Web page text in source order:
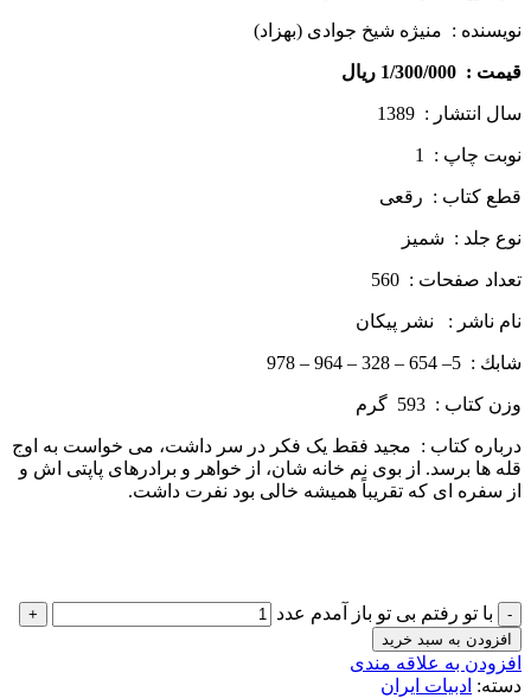
نويسنده : منیژه شیخ جوادی (بهزاد)
قيمت : 1/300/000 ريال
سال انتشار : 1389
نوبت چاپ : 1
قطع كتاب : رقعی
نوع جلد : شمیز
تعداد صفحات : 560
نام ناشر : نشر پيكان
شابك : 5– 654 – 328 – 964 – 978
وزن كتاب : 593 گرم
درباره كتاب : مجید فقط یک فکر در سر داشت، می­ خواست به اوج
قله ­ها برسد. از بوی نم خانه­ شان، از خواهر و برادرهای پاپتی­ اش و
از سفره ­ای که تقریباً همیشه خالی بود نفرت داشت.
با تو رفتم بی ­تو باز آمدم عدد
افزودن به سبد خرید
افزودن به علاقه مندی
دسته: ادبیات ایران